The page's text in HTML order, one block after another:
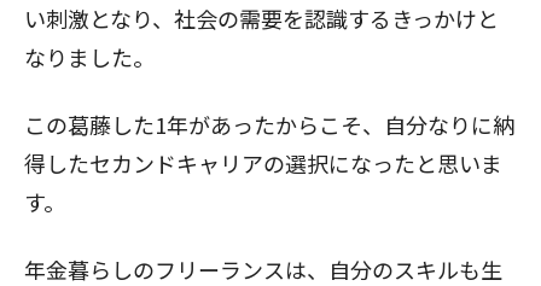
い刺激となり、 社会の需要を認識するきっかけと
なりました。
この葛藤した1年があったからこそ、自分なりに納
得したセカンドキャリアの選択になったと思いま
す。
年金暮らしのフリーランスは、自分のスキルも生